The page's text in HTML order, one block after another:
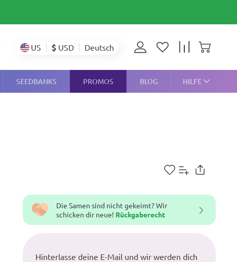
US $ USD Deutsch
SEEDBANKS PROMOS BLOG HILFE
Die Samen sind nicht gekeimt? Wir
schicken dir neue! Rückgaberecht
Hinterlasse deine E-Mail und wir werden dich